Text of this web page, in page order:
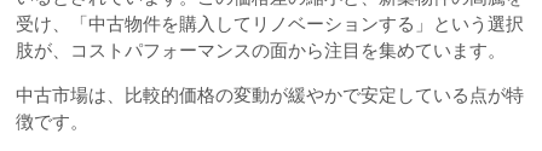
受け、「中古物件を購入してリノベーションする」という選択
肢が、コストパフォーマンスの面から注目を集めています。
中古市場は、比較的価格の変動が緩やかで安定している点が特
徴です。